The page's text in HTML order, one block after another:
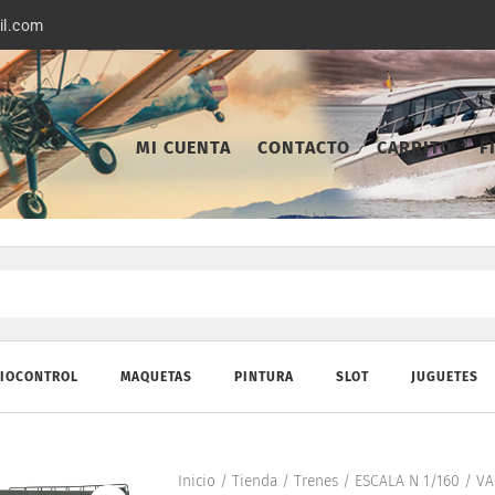
MI CUENTA CONTACTO CARRITO
MAQUETAS PINTURA SLOT JUGUETES
Inicio / Tienda/ Trenes/ ESCALA N 1/160 /